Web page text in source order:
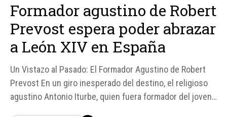
Formador agustino de Robert
Prevost espera poder abrazar
a León XIV en España
Un Vistazo al Pasado: El Formador Agustino de Robert
Prevost En un giro inesperado del destino, el religioso
agustino Antonio Iturbe, quien fuera formador del joven